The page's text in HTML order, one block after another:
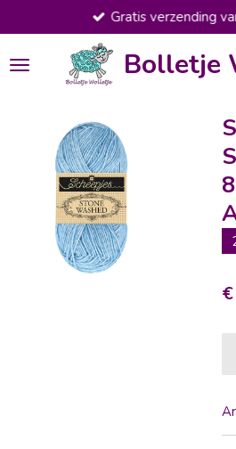
direct
naar
de
Bolletje
Gratis verzending